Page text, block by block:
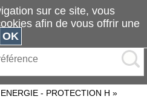
- PROTECTION H »
sur ce site, vous
afin de vous offrir une
OK